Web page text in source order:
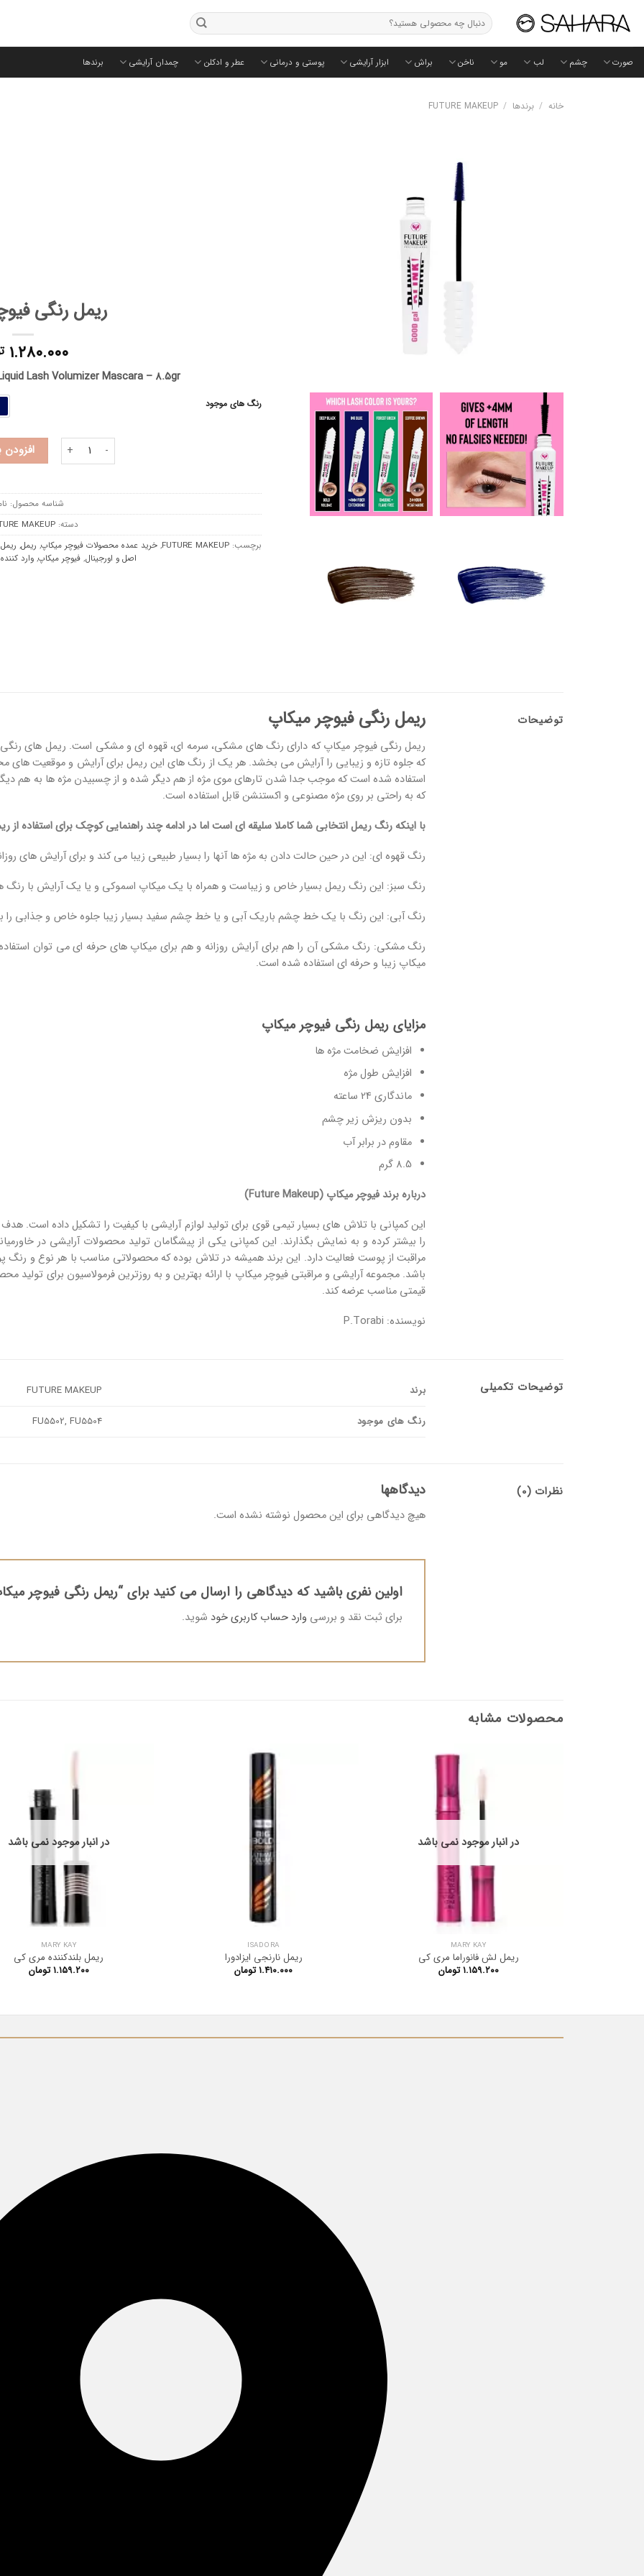
جستجو
برای:
صورت چشم لب مو ناخن براش ابزار آرایشی پوستی و درمانی عطر و ادکلن چمدان آرایشی برندها
خانه / برندها /
FUTURE MAKEUP
ریمل رنگی
۱.۲۸۰.۰۰۰
Lash Volumizer Mascara – 8.5gr
رنگ های موجود
ریمل رنگی فیوچر میکاپ عدد
شناسه محصول:
دسته: MAKEUP
برچسب:FUTURE MAKEUP
,خرید عمده محصولات فیوچر میکاپ, ریمل,
اصل و اورجینال, فیوچر میکاپ, وارد
توضیحات ریمل رنگی فیوچر میکاپ
ریمل رنگی فیوچر میکاپ که دارای رنگ های مشکی، سرمه ای، قهوه ای و مشکی است. ریمل های رنگی
که جلوه تازه و زیبایی را آرایش می بخشد. هر یک از رنگ های این ریمل برای آرایش و موقعیت های
استفاده شده است که موجب جدا شدن تارهای موی مژه از هم دیگر شده و از چسبیدن مژه ها به هم
که به راحتی بر روی مژه مصنوعی و اکستنشن قابل استفاده است.
با اینکه رنگ ریمل انتخابی شما کاملا سلیقه ای است اما در ادامه چند راهنمایی کوچک برای استفاده
رنگ قهوه ای: این در حین حالت دادن به مژه ها آنها را بسیار طبیعی زیبا می کند و برای آرایش های
رنگ سبز: این رنگ ریمل بسیار خاص و زیباست و همراه با یک میکاپ اسموکی و یا یک آرایش با رنگ
رنگ آبی: این رنگ با یک خط چشم باریک آبی و یا خط چشم سفید بسیار زیبا جلوه خاص و جذابی را
رنگ مشکی: رنگ مشکی آن را هم برای آرایش روزانه و هم برای میکاپ های حرفه ای می توان
میکاپ زیبا و حرفه ای استفاده شده است.
مزایای ریمل رنگی فیوچر میکاپ
افزایش ضخامت مژه ها
افزایش طول مژه
ماندگاری 24 ساعته
بدون ریزش زیر چشم
مقاوم در برابر آب
8.5 گرم
درباره برند فیوچر میکاپ (Future Makeup)
این کمپانی با تلاش های بسیار تیمی قوی برای تولید لوازم آرایشی با کیفیت را تشکیل داده است.
را بیشتر کرده و به نمایش بگذارند. این کمپانی یکی از پیشگامان تولید محصولات آرایشی در
مراقبت از پوست فعالیت دارد. این برند همیشه در تلاش بوده که محصولاتی مناسب با هر نوع و رنگ
باشد. مجموعه آرایشی و مراقبتی فیوچر میکاپ با ارائه بهترین و به روزترین فرمولاسیون برای
قیمتی مناسب عرضه کند.
نویسنده: P.Torabi
توضیحات تکمیلی برند FUTURE MAKEUP
رنگ های موجود FU5502, FU5504
نظرات (0) دیدگاهها
هیچ دیدگاهی برای این محصول نوشته نشده است.
اولین نفری باشید که دیدگاهی را ارسال می کنید برای “ریمل رنگی فیوچر
برای ثبت نقد و بررسی وارد حساب کاربری خود شوید.
محصولات مشابه
در انبار موجود نمی باشد
MARY KAY
ریمل لش فانوراما مری کی
۱.۱۵۹.۲۰۰ تومان
ISADORA
ریمل نارنجی ایزادورا
۱.۴۱۰.۰۰۰تومان
در انبار موجود نمی باشد
MARY KAY
ریمل بلندکننده مری کی
۱.۱۵۹.۲۰۰ تومان